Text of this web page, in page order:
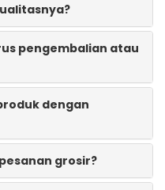
pengembalian atau
dengan
grosir?